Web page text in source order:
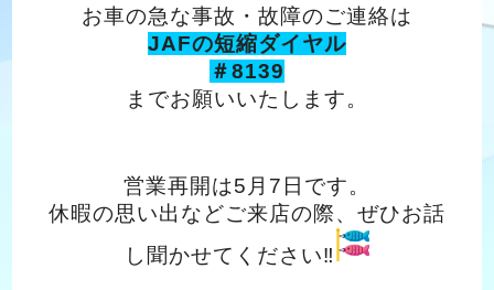
お車の急な事故・故障のご連絡は
JAFの短縮ダイヤル
＃8139
までお願いいたします。
営業再開は5月7日です。
休暇の思い出などご来店の際、ぜひお話
し聞かせてください‼